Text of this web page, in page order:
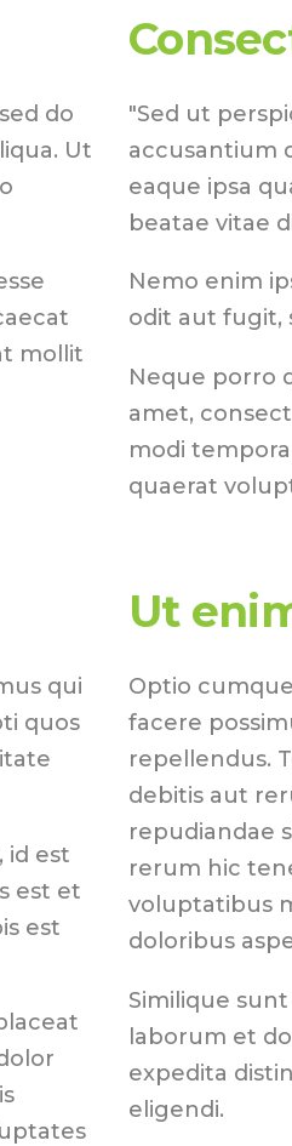
do
Ut
mollit
"Sed ut
accusantium
eaque ipsa
beatae vitae
Nemo enim
odit aut fugit,
Neque porro
amet,
modi
quaerat
qui
quos
id est
est et
est
Ut
Optio
facere
repellendus.
debitis aut
repudiandae
rerum hic
voluptatibus
doloribus
Similique
laborum et
expedita
eligendi.